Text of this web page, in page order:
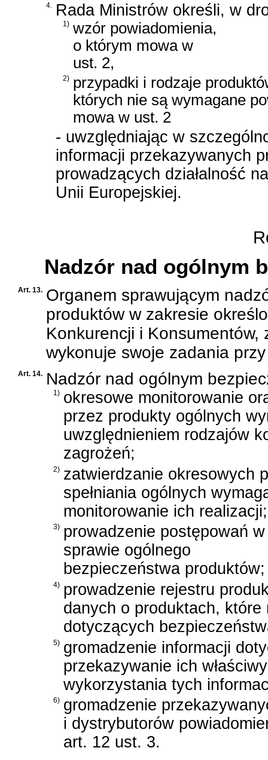
4. Rada Ministrów określi, w
1) wzór powiadomienia,
o którym mowa w
ust. 2,
2) przypadki i rodzaje
których nie są wymagane
mowa w ust. 2
- uwzględniając w
informacji przekazywanych
prowadzących działalność
Unii Europejskiej.
Nadzór nad ogólnym
Art. 13. Organem sprawującym
produktów w zakresie
Konkurencji i Konsumentów,
wykonuje swoje zadania
Art. 14. Nadzór nad ogólnym
1) okresowe monitorowanie
przez produkty ogólnych
uwzględnieniem rodzajów
zagrożeń;
2) zatwierdzanie okresowych
spełniania ogólnych
monitorowanie ich realizacji;
3) prowadzenie postępowań w
sprawie ogólnego
bezpieczeństwa produktów;
4) prowadzenie rejestru
danych o produktach, które
dotyczących
5) gromadzenie informacji
przekazywanie ich
wykorzystania tych
6) gromadzenie
i dystrybutorów
art. 12 ust. 3.